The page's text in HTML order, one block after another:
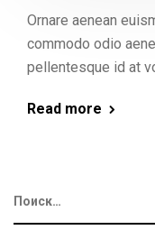
Ornare aenean
commodo odio
pellentesque id at
Read more